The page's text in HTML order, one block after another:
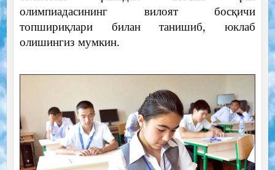
олимпиадасининг вилоят босқичи
топшириқлари билан танишиб, юклаб
олишингиз мумкин.